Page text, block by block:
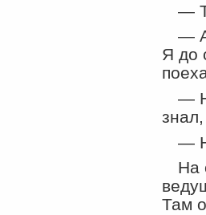
—
— А
Я до
—
—
На
Там